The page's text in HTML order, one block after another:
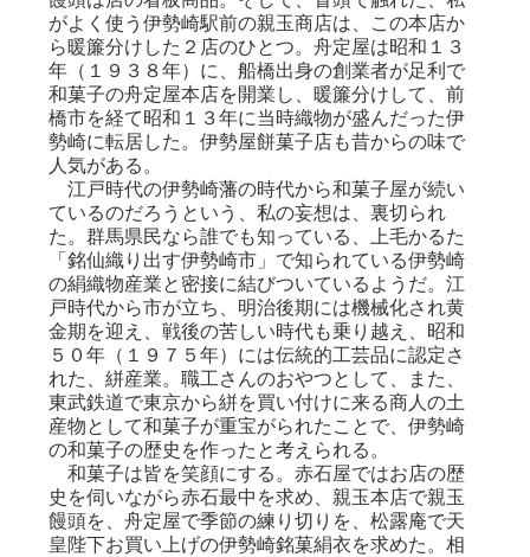
がよく使う伊勢崎駅前の親玉商店は、この本店か
ら暖簾分けした２店のひとつ。舟定屋は昭和１３
年（１９３８年）に、船橋出身の創業者が足利で
和菓子の舟定屋本店を開業し、暖簾分けして、前
橋市を経て昭和１３年に当時織物が盛んだった伊
勢崎に転居した。伊勢屋餅菓子店も昔からの味で
人気がある。
江戸時代の伊勢崎藩の時代から和菓子屋が続い
ているのだろうという、私の妄想は、裏切られ
た。群馬県民なら誰でも知っている、上毛かるた
「銘仙織り出す伊勢崎市」で知られている伊勢崎
の絹織物産業と密接に結びついているようだ。江
戸時代から市が立ち、明治後期には機械化され黄
金期を迎え、戦後の苦しい時代も乗り越え、昭和
５０年（１９７５年）には伝統的工芸品に認定さ
れた、絣産業。職工さんのおやつとして、また、
東武鉄道で東京から絣を買い付けに来る商人の土
産物として和菓子が重宝がられたことで、伊勢崎
の和菓子の歴史を作ったと考えられる。
和菓子は皆を笑顔にする。赤石屋ではお店の歴
史を伺いながら赤石最中を求め、親玉本店で親玉
饅頭を、舟定屋で季節の練り切りを、松露庵で天
皇陛下お買い上げの伊勢崎銘菓絹衣を求めた。相